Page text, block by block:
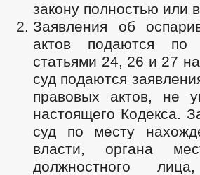
закону полностью или
Заявления об
актов подаются по
статьями 24, 26 и 27
суд подаются
правовых актов, не
настоящего Кодекса.
суд по месту
власти, органа
должностного